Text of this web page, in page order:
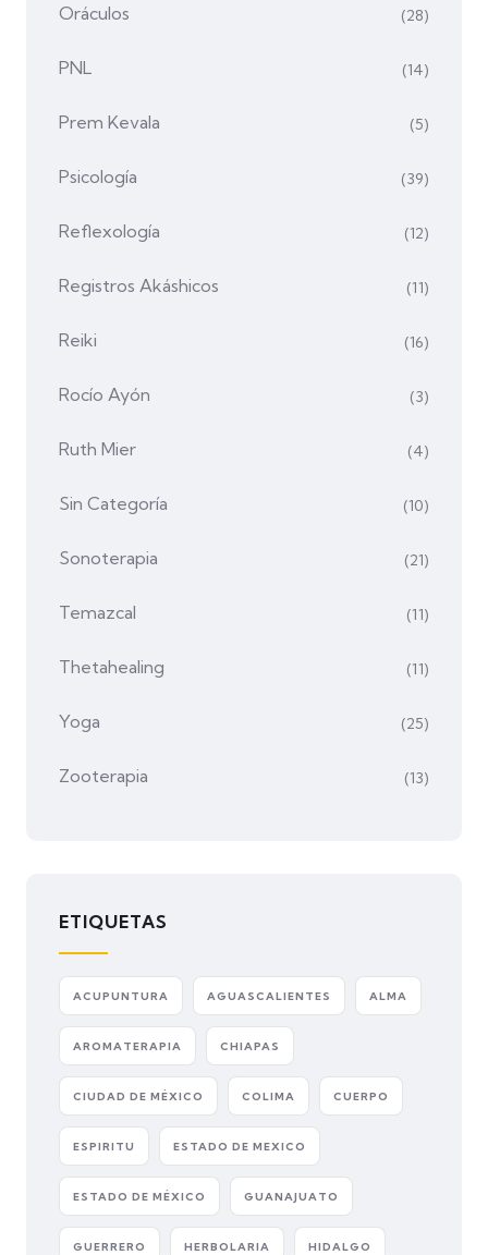
Oráculos (28)
PNL (14)
Prem Kevala (5)
Psicología (39)
Reflexología (12)
Registros Akáshicos (11)
Reiki (16)
Rocío Ayón (3)
Ruth Mier (4)
Sin Categoría (10)
Sonoterapia (21)
Temazcal (11)
Thetahealing (11)
Yoga (25)
Zooterapia (13)
ETIQUETAS
ACUPUNTURA AGUASCALIENTES ALMA
AROMATERAPIA CHIAPAS
CIUDAD DE MÉXICO COLIMA CUERPO
ESPIRITU ESTADO DE MEXICO
ESTADO DE MÉXICO GUANAJUATO
GUERRERO HERBOLARIA HIDALGO